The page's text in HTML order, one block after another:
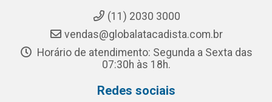
(11) 2030 3000
vendas@globalatacadista.com.br
Horário de atendimento: Segunda a Sexta das
07:30h às 18h.
Redes sociais